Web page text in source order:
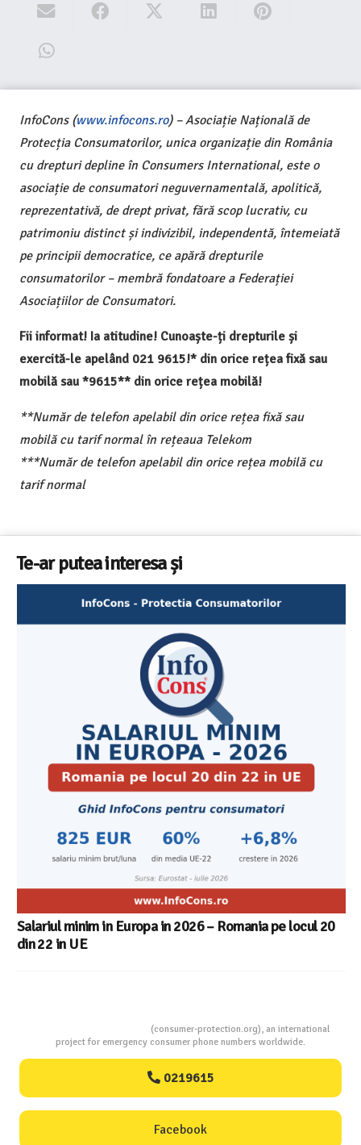
InfoCons (www.infocons.ro) – Asociație Națională de
Protecția Consumatorilor, unica organizație din România
cu drepturi depline în Consumers International, este o
asociație de consumatori neguvernamentală, apolitică,
reprezentativă, de drept privat, fără scop lucrativ, cu
patrimoniu distinct și indivizibil, independentă, întemeiată
pe principii democratice, ce apără drepturile
consumatorilor – membră fondatoare a Federației
Asociațiilor de Consumatori.
Fii informat! Ia atitudine! Cunoaște-ți drepturile și
exercită-le apelând 021 9615!* din orice rețea fixă sau
mobilă sau *9615** din orice rețea mobilă!
**Număr de telefon apelabil din orice rețea fixă sau
mobilă cu tarif normal în rețeaua Telekom
***Număr de telefon apelabil din orice rețea mobilă cu
tarif normal
Te-ar putea interesa și
Salariul minim in Europa in 2026 – Romania pe locul 20
din 22 in UE
(consumer-protection.org), an international
project for emergency consumer phone numbers worldwide.
0219615
Facebook